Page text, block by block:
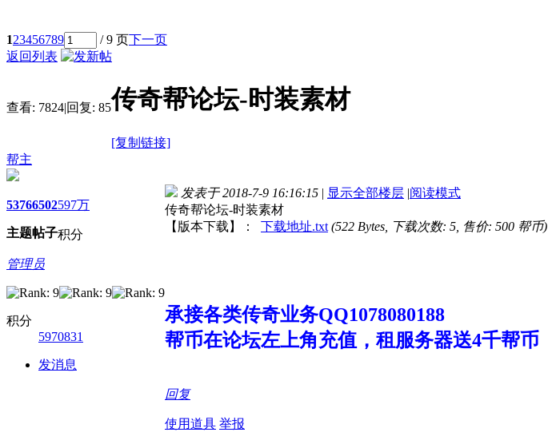
123456789 / 9 页下一页
返回列表
查看: 7824|回复: 85传奇帮论坛-时装素材
[复制链接]
帮主
5376
主题
6502
帖子
597万
积分
管理员
积分
5970831
发消息
发表于 2018-7-9 16:16:15 | 显示全部楼层 |阅读模式
传奇帮论坛-时装素材
【版本下载】：
下载地址.txt (522 Bytes, 下载次数: 5, 售价: 500 帮币)
承接各类传奇业务QQ1078080188
帮币在论坛左上角充值，租服务器送4千帮币
回复
使用道具 举报